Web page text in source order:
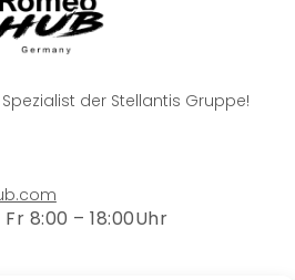
Spezialist der Stellantis Gruppe!
8:00 – 18:00Uhr